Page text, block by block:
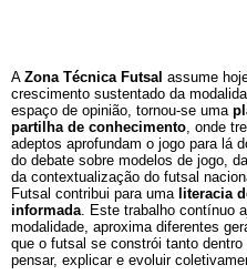
A Zona Técnica Futsal assume
crescimento sustentado da
espaço de opinião, tornou-se uma
partilha de conhecimento, onde
adeptos aprofundam o jogo para lá
do debate sobre modelos de jogo,
da contextualização do futsal
Futsal contribui para uma literacia
informada. Este trabalho contínuo
modalidade, aproxima diferentes
que o futsal se constrói tanto
pensar, explicar e evoluir